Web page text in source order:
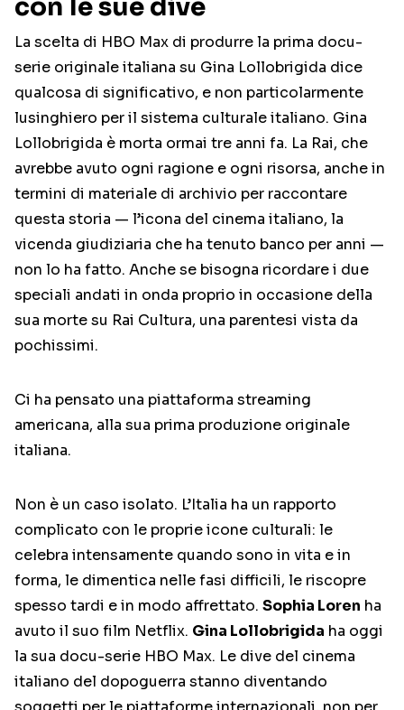
con le sue dive
La scelta di HBO Max di produrre la prima docu-
serie originale italiana su Gina Lollobrigida dice
qualcosa di significativo, e non particolarmente
lusinghiero per il sistema culturale italiano. Gina
Lollobrigida è morta ormai tre anni fa. La Rai, che
avrebbe avuto ogni ragione e ogni risorsa, anche in
termini di materiale di archivio per raccontare
questa storia — l’icona del cinema italiano, la
vicenda giudiziaria che ha tenuto banco per anni —
non lo ha fatto. Anche se bisogna ricordare i due
speciali andati in onda proprio in occasione della
sua morte su Rai Cultura, una parentesi vista da
pochissimi.
Ci ha pensato una piattaforma streaming
americana, alla sua prima produzione originale
italiana.
Non è un caso isolato. L’Italia ha un rapporto
complicato con le proprie icone culturali: le
celebra intensamente quando sono in vita e in
forma, le dimentica nelle fasi difficili, le riscopre
spesso tardi e in modo affrettato. Sophia Loren ha
avuto il suo film Netflix. Gina Lollobrigida ha oggi
la sua docu-serie HBO Max. Le dive del cinema
italiano del dopoguerra stanno diventando